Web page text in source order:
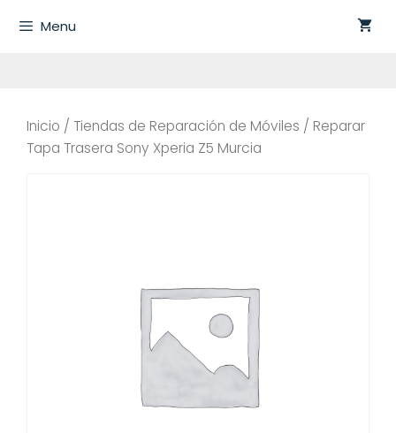
Menu
Inicio / Tiendas de Reparación de Móviles / Reparar
Tapa Trasera Sony Xperia Z5 Murcia